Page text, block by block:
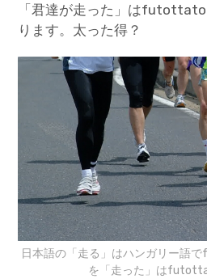
「君達が走った」は
ります。太った得？
日本語の「走る」はハンガリー語
を「走った」は